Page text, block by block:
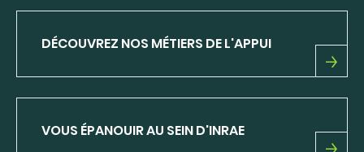
DE
LA
DÉCOUVREZ NOS MÉTIERS DE L'APPUI
DÉCOUVREZ
L'APPUI
VOUS ÉPANOUIR AU SEIN D'INRAE